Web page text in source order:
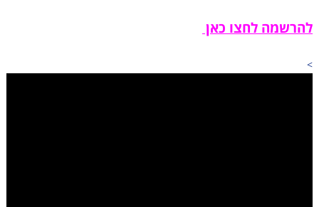
להרשמה לחצו כאן
>